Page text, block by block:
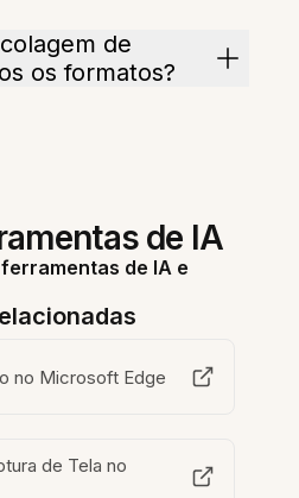
de
os formatos?
de IA
de IA e
no Microsoft Edge
de Tela no